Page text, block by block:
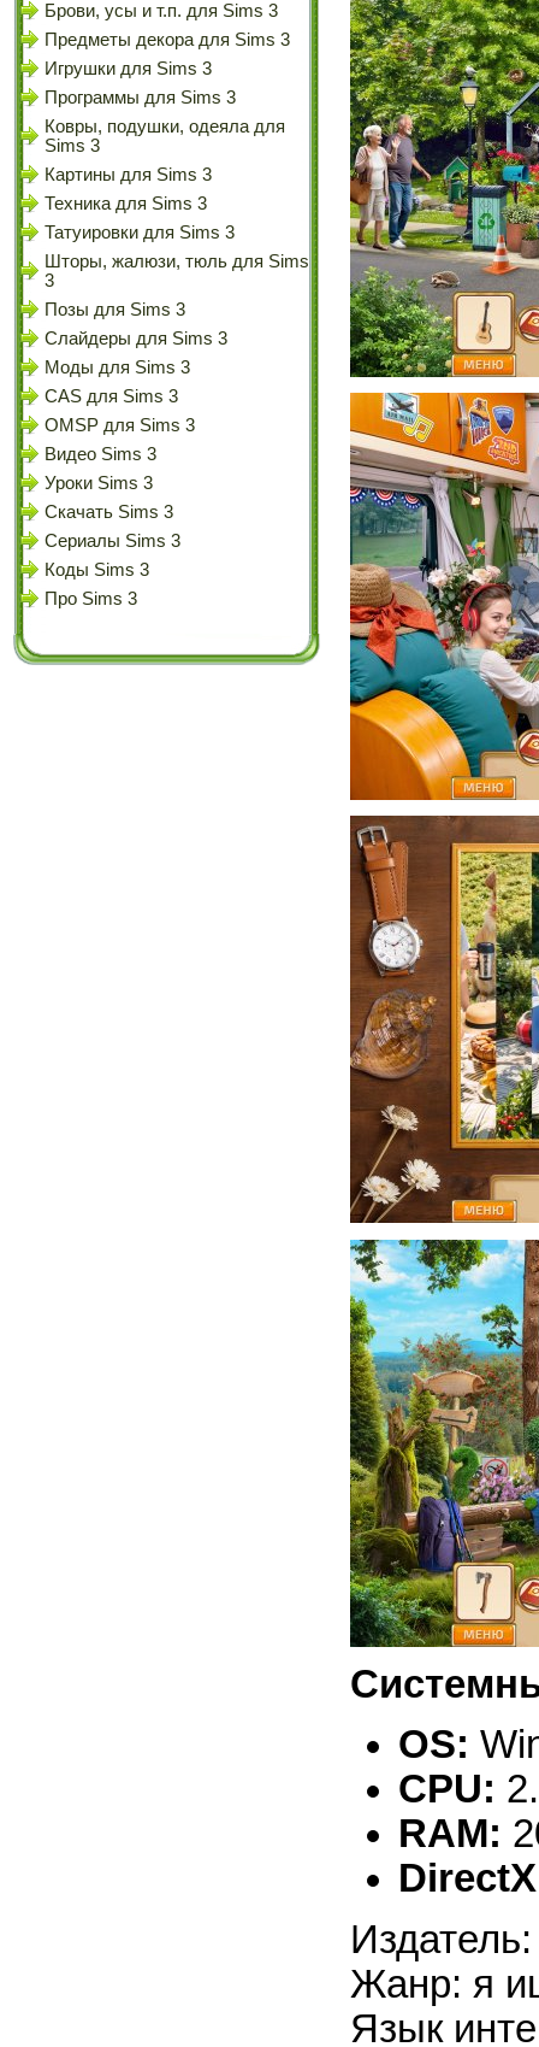
Брови, усы и т.п. для Sims 3
Предметы декора для Sims 3
Игрушки для Sims 3
Программы для Sims 3
Ковры, подушки, одеяла для
Sims 3
Картины для Sims 3
Техника для Sims 3
Татуировки для Sims 3
Шторы, жалюзи, тюль для Sims
3
Позы для Sims 3
Слайдеры для Sims 3
Моды для Sims 3
CAS для Sims 3
OMSP для Sims 3
Видео Sims 3
Уроки Sims 3
Скачать Sims 3
Сериалы Sims 3
Коды Sims 3
Про Sims 3
OS:
CPU:
RAM:
Жанр: я
Язык